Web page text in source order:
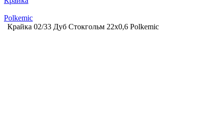
Polkemic
Крайка 02/33 Дуб Стокгольм 22х0,6 Polkemic